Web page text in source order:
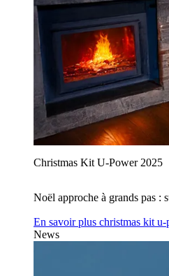
Christmas Kit U‑Power 2025
Noël approche à grands pas :
En savoir plus christmas kit
News